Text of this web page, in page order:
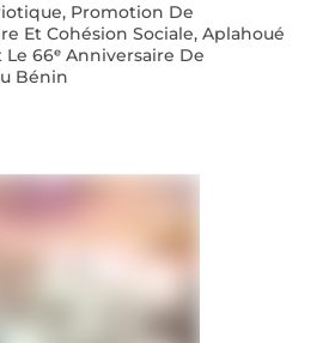
Promotion De
Et Cohésion Sociale, Aplahoué
66ᵉ Anniversaire De
Bénin